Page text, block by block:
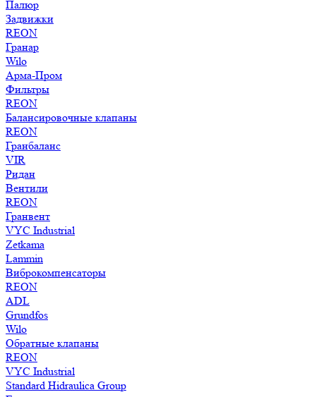
Палюр
Задвижки
REON
Гранар
Wilo
Арма-Пром
Фильтры
REON
Балансировочные клапаны
REON
Гранбаланс
VIR
Ридан
Вентили
REON
Гранвент
VYC Industrial
Zetkama
Lammin
Виброкомпенсаторы
REON
ADL
Grundfos
Wilo
Обратные клапаны
REON
VYC Industrial
Standard Hidraulica Group